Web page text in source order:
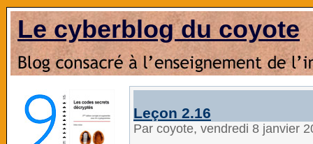
Le cyberblog du coyote
Leçon 2.16
Par coyote, vendredi 8 janvier